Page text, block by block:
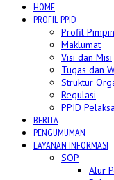
HOME
PROFIL PPID
Profil
Maklumat
Visi dan Misi
Tugas dan
Struktur
Regulasi
PPID
BERITA
PENGUMUMAN
LAYANAN INFORMASI
SOP
Alur